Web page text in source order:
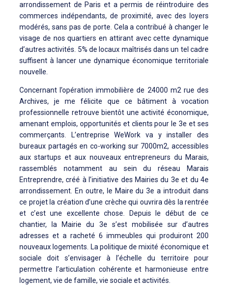
arrondissement de Paris et a permis de réintroduire des
commerces indépendants, de proximité, avec des loyers
modérés, sans pas de porte. Cela a contribué à changer le
visage de nos quartiers en attirant avec cette dynamique
d’autres activités. 5% de locaux maîtrisés dans un tel cadre
suffisent à lancer une dynamique économique territoriale
nouvelle.
Concernant l’opération immobilière de 24000 m2 rue des
Archives, je me félicite que ce bâtiment à vocation
professionnelle retrouve bientôt une activité économique,
amenant emplois, opportunités et clients pour le 3e et ses
commerçants. L’entreprise WeWork va y installer des
bureaux partagés en co-working sur 7000m2, accessibles
aux startups et aux nouveaux entrepreneurs du Marais,
rassemblés notamment au sein du réseau Marais
Entreprendre, créé à l’initiative des Mairies du 3e et du 4e
arrondissement. En outre, le Maire du 3e a introduit dans
ce projet la création d’une crèche qui ouvrira dès la rentrée
et c’est une excellente chose. Depuis le début de ce
chantier, la Mairie du 3e s’est mobilisée sur d’autres
adresses et a racheté 6 immeubles qui produiront 200
nouveaux logements. La politique de mixité économique et
sociale doit s’envisager à l’échelle du territoire pour
permettre l’articulation cohérente et harmonieuse entre
logement, vie de famille, vie sociale et activités.